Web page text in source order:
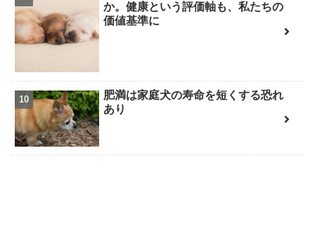
か。健康という評価軸も、私たちの
価値基準に
肥満は家庭犬の寿命を短くする恐れ
あり